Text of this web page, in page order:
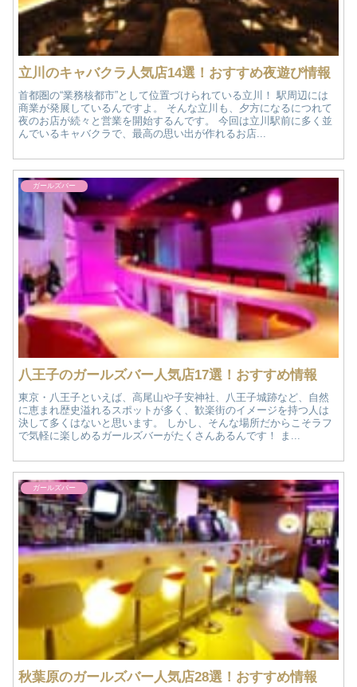
立川のキャバクラ人気店14選！おすすめ夜遊び情報
首都圏の“業務核都市”として位置づけられている立川！ 駅周辺には
商業が発展しているんですよ。 そんな立川も、夕方になるにつれて
夜のお店が続々と営業を開始するんです。 今回は立川駅前に多く並
んでいるキャバクラで、最高の思い出が作れるお店...
ガールズバー
八王子のガールズバー人気店17選！おすすめ情報
東京・八王子といえば、高尾山や子安神社、八王子城跡など、自然
に恵まれ歴史溢れるスポットが多く、歓楽街のイメージを持つ人は
決して多くはないと思います。 しかし、そんな場所だからこそラフ
で気軽に楽しめるガールズバーがたくさんあるんです！ ま...
ガールズバー
秋葉原のガールズバー人気店28選！おすすめ情報